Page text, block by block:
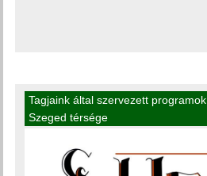
Tagjaink által szervezett programok
Szeged térsége